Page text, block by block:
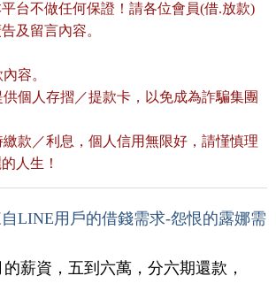
台不做任何保證！請各位會員(借.放款)
及留言內容。
容。
供個人存摺／提款卡，以免成為詐騙集團
款／利息，個人信用無限好，請慬慎理
人生！
自LINE用戶的借錢需求-怨恨的露娜需
薪資，五到六萬，分六期還款，